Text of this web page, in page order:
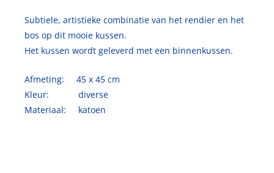
Subtiele, artistieke combinatie van het rendier en het
bos op dit mooie kussen.
Het kussen wordt geleverd met een binnenkussen.
Afmeting: 45 x 45 cm
Kleur: diverse
Materiaal: katoen